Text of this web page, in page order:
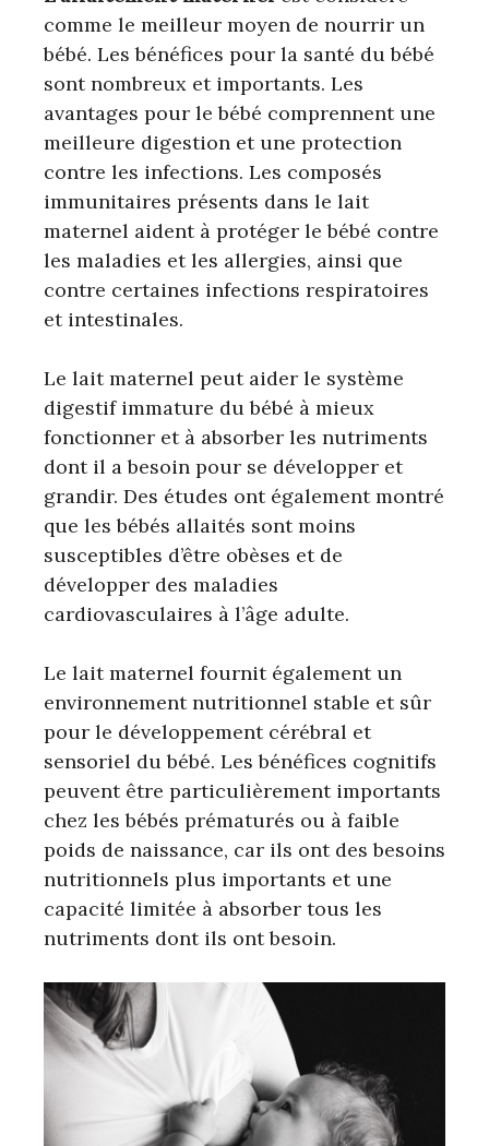
comme le meilleur moyen de nourrir un
bébé. Les bénéfices pour la santé du bébé
sont nombreux et importants. Les
avantages pour le bébé comprennent une
meilleure digestion et une protection
contre les infections. Les composés
immunitaires présents dans le lait
maternel aident à protéger le bébé contre
les maladies et les allergies, ainsi que
contre certaines infections respiratoires
et intestinales.
Le lait maternel peut aider le système
digestif immature du bébé à mieux
fonctionner et à absorber les nutriments
dont il a besoin pour se développer et
grandir. Des études ont également montré
que les bébés allaités sont moins
susceptibles d’être obèses et de
développer des maladies
cardiovasculaires à l’âge adulte.
Le lait maternel fournit également un
environnement nutritionnel stable et sûr
pour le développement cérébral et
sensoriel du bébé. Les bénéfices cognitifs
peuvent être particulièrement importants
chez les bébés prématurés ou à faible
poids de naissance, car ils ont des besoins
nutritionnels plus importants et une
capacité limitée à absorber tous les
nutriments dont ils ont besoin.